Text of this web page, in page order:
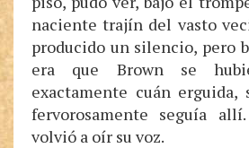
naciente trajín del vasto
producido un silencio, pero
era que Brown se
exactamente cuán erguida,
fervorosamente seguía
volvió a oír su voz.